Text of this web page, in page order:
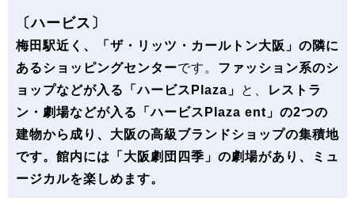
〔ハービス〕
梅田駅近く、「ザ・リッツ・カールトン大阪」の隣に
あるショッピングセンターです。 ファッション系のシ
ョップなどが入る「ハービスPlaza」
と、
レストラ
ン・劇場などが入る「ハービスPlaza ent」の2つの
建物から成り、 大阪の高級ブランドショップの集積地
です。 館内には「大阪劇団四季」の劇場があり、ミュ
ージカルを楽しめます。